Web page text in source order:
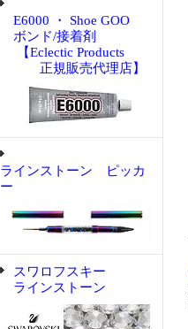
E6000 ・ Shoe GOO
ボンド/接着剤
【Eclectic Products
正規販売代理店】
ラインストーン ピッカ
ー
スワロフスキー
ラインストーン